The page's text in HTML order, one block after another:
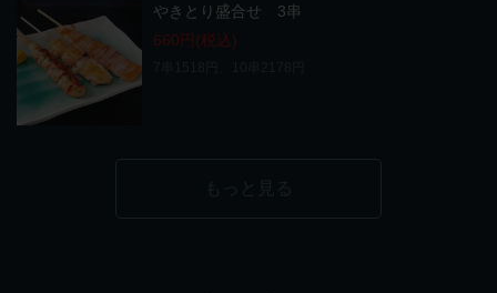
やきとり盛合せ 3串
660円 (税込)